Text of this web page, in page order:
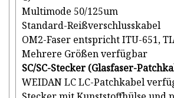
Multimode 50/125um
Standard-Reißverschlusskabel
OM2-Faser entspricht ITU-651,
Mehrere Größen verfügbar
SC/SC-Stecker (Glasfaser-
WEIDAN LC LC-Patchkabel